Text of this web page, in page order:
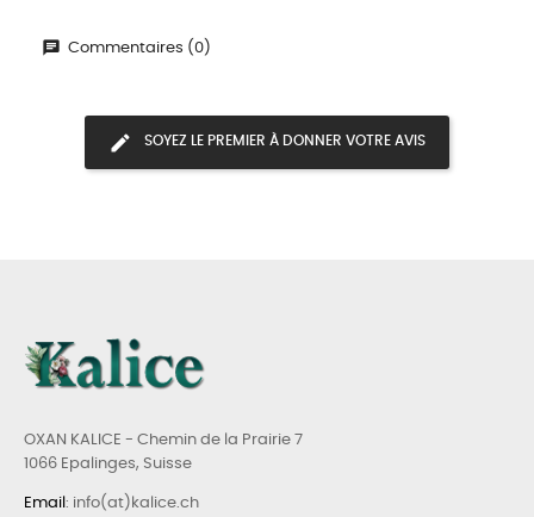
Commentaires (0)
SOYEZ LE PREMIER À DONNER VOTRE AVIS
OXAN KALICE - Chemin de la Prairie 7
1066 Epalinges, Suisse
Email : info(at)kalice.ch